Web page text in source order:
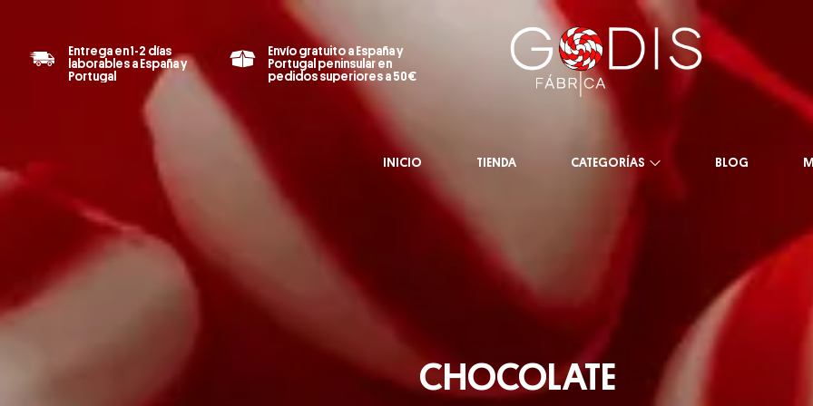
Entrega en 1-2 días
laborables a España y
Portugal
Envío gratuito a España y
Portugal peninsular en
pedidos superiores a 50€
INICIO TIENDA CATEGORÍAS BLOG
CHOCOLATE